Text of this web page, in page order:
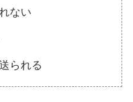
ない
られる